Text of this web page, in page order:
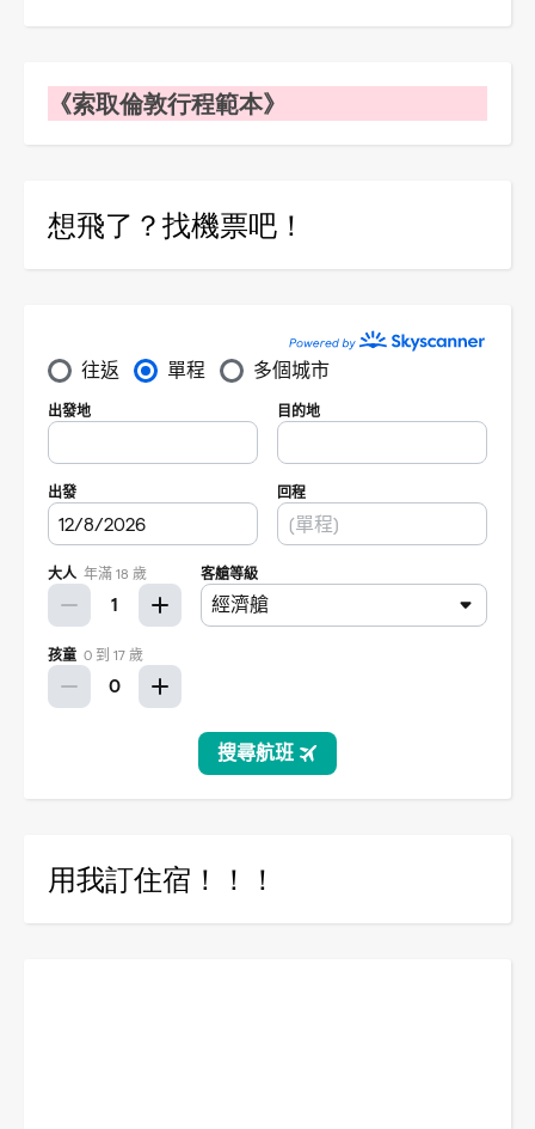
《索取倫敦行程範本》
想飛了？找機票吧！
用我訂住宿！！！